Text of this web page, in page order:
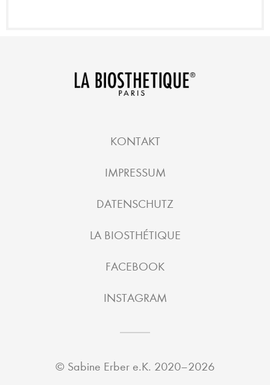
KONTAKT
IMPRESSUM
DATENSCHUTZ
LA BIOSTHÉTIQUE
FACEBOOK
INSTAGRAM
© Sabine Erber e.K. 2020–2026